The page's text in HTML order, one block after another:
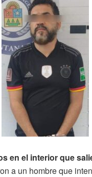
en el interior que
a un hombre que